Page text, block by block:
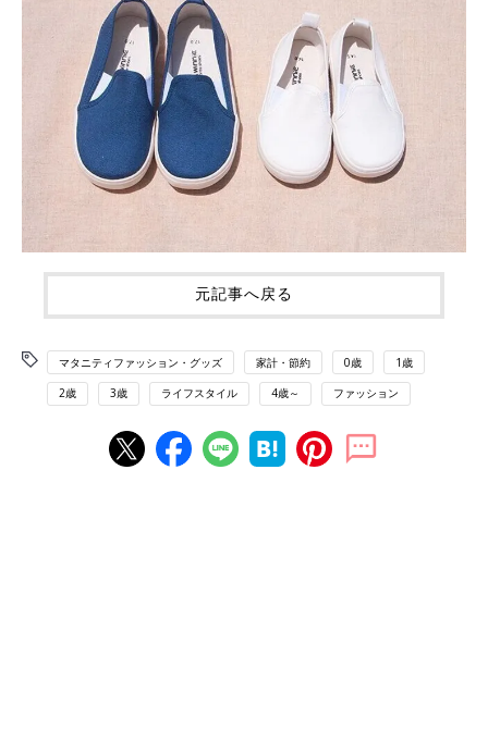
元記事へ戻る
マタニティファッション・グッズ 家計・節約 0歳 1歳
2歳 3歳 ライフスタイル 4歳～ ファッション